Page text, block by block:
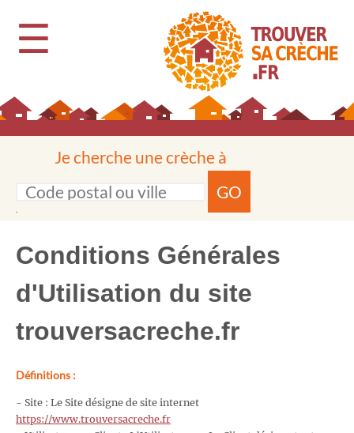
☰
Je cherche une crèche à
GO
Conditions Générales
d'Utilisation du site
trouversacreche.fr
Définitions :
- Site : Le Site désigne de site internet
https://www.trouversacreche.fr